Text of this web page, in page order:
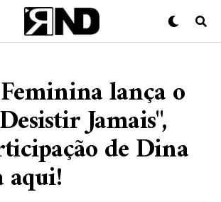
lança o
Jamais",
de Dina
aqui!